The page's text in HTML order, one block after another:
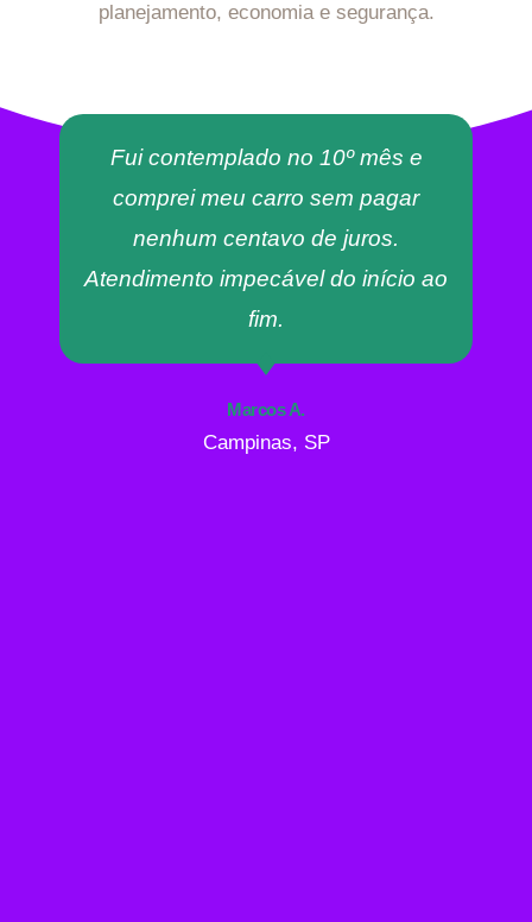
planejamento, economia e segurança.
Fui contemplado no 10º mês e
comprei meu carro sem pagar
nenhum centavo de juros.
Atendimento impecável do início ao
fim.
Marcos A.
Campinas, SP